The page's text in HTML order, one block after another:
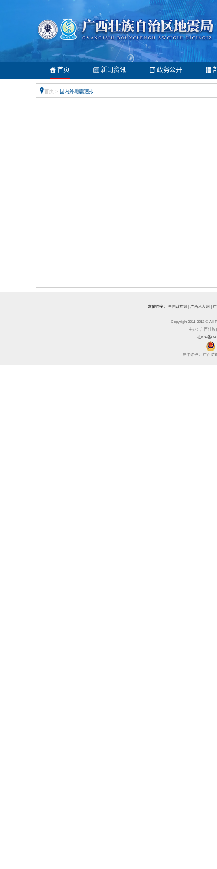
首页 新闻资讯 政务公开
首页 > 国内外地震速报
友情链接： 中国政府网 | 广西人大网 |
Copyright 2011-2012 © All
主办：广西壮族
桂ICP备
制作维护： 广西防